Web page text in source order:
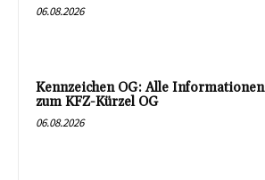
06.08.2026
Kennzeichen OG: Alle Informationen
zum KFZ-Kürzel OG
06.08.2026